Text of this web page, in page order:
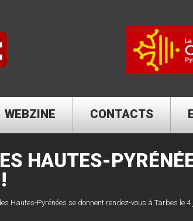
WEBZINE CONTACTS
HAUTES-
Hautes-Pyrénées se donnent rendez-vous à Tarbes le 4